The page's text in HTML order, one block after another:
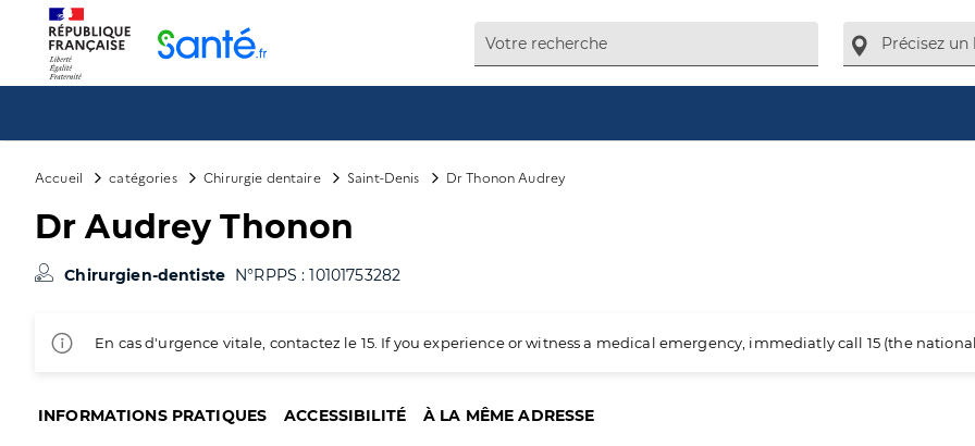
Accueil catégories Chirurgie dentaire Saint-Denis Dr Thonon Audrey
Dr Audrey Thonon
Chirurgien-dentiste N°RPPS : 10101753282
En cas d'urgence vitale, contactez le 15. If you experience or witness a medical emergency, immediatly call 15 (the
INFORMATIONS PRATIQUES ACCESSIBILITÉ À LA MÊME ADRESSE
Panneau de gestion des cookies